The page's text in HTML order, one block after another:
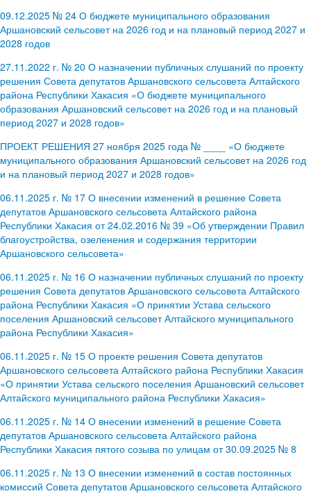
09.12.2025 № 24 О бюджете муниципального образования
Аршановский сельсовет на 2026 год и на плановый период 2027 и
2028 годов
27.11.2022 г. № 20 О назначении публичных слушаний по проекту
решения Совета депутатов Аршановского сельсовета Алтайского
района Республики Хакасия «О бюджете муниципального
образования Аршановский сельсовет на 2026 год и на плановый
период 2027 и 2028 годов»
ПРОЕКТ РЕШЕНИЯ 27 ноября 2025 года № ____ «О бюджете
муниципального образования Аршановский сельсовет на 2026 год
и на плановый период 2027 и 2028 годов»
06.11.2025 г. № 17 О внесении изменений в решение Совета
депутатов Аршановского сельсовета Алтайского района
Республики Хакасия от 24.02.2016 № 39 «Об утверждении Правил
благоустройства, озеленения и содержания территории
Аршановского сельсовета»
06.11.2025 г. № 16 О назначении публичных слушаний по проекту
решения Совета депутатов Аршановского сельсовета Алтайского
района Республики Хакасия «О принятии Устава сельского
поселения Аршановский сельсовет Алтайского муниципального
района Республики Хакасия»
06.11.2025 г. № 15 О проекте решения Совета депутатов
Аршановского сельсовета Алтайского района Республики Хакасия
«О принятии Устава сельского поселения Аршановский сельсовет
Алтайского муниципального района Республики Хакасия»
06.11.2025 г. № 14 О внесении изменений в решение Совета
депутатов Аршановского сельсовета Алтайского района
Республики Хакасия пятого созыва по улицам от 30.09.2025 № 8
06.11.2025 г. № 13 О внесении изменений в состав постоянных
комиссий Совета депутатов Аршановского сельсовета Алтайского